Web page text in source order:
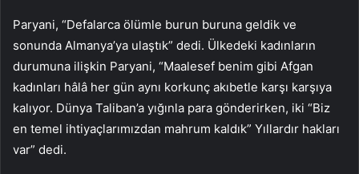
Paryani, “Defalarca ölümle burun buruna geldik ve
sonunda Almanya’ya ulaştık” dedi. Ülkedeki kadınların
durumuna ilişkin Paryani, “Maalesef benim gibi Afgan
kadınları hâlâ her gün aynı korkunç akıbetle karşı karşıya
kalıyor. Dünya Taliban’a yığınla para gönderirken, iki “Biz
en temel ihtiyaçlarımızdan mahrum kaldık” Yıllardır hakları
var” dedi.